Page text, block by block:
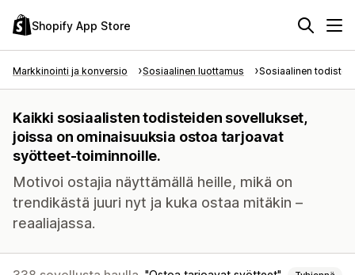
Shopify App Store
Markkinointi ja konversio Sosiaalinen luottamus Sosiaalinen todiste
Kaikki sosiaalisten todisteiden sovellukset,
joissa on ominaisuuksia ostoa tarjoavat
syötteet-toiminnoille.
Motivoi ostajia näyttämällä heille, mikä on
trendikästä juuri nyt ja kuka ostaa mitäkin –
reaaliajassa.